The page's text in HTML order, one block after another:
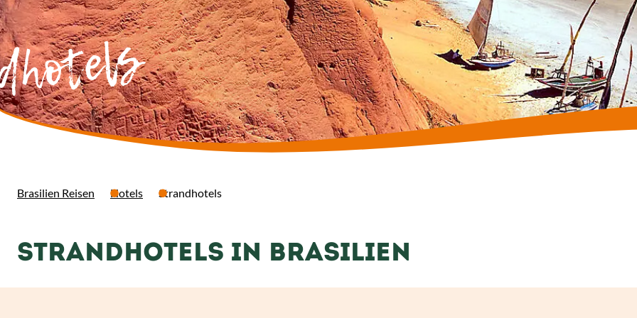
Brasilien Reisen Hotels Strandhotels
STRANDHOTELS IN BRASILIEN